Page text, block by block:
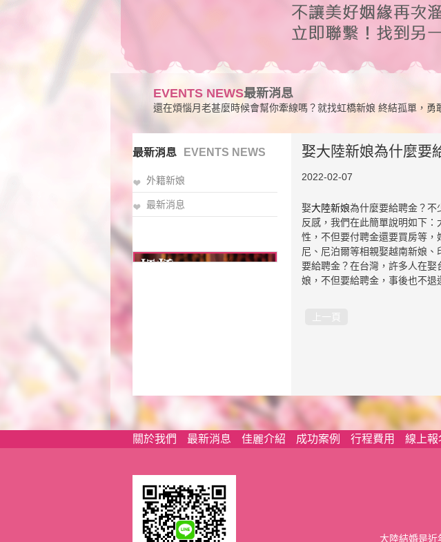
EVENTS NEWS最新消息
還在煩惱月老甚麼時候會幫你牽線嗎？就找虹橋新娘 終結孤單，勇
最新消息 EVENTS NEWS
外籍新娘
最新消息
娶大陸新娘為什麼要
2022-02-07
娶大陸新娘為什麼要給聘金？不
反感，我們在此簡單說明如下
性，不但要付聘金還要買房等
尼、尼泊爾等相親娶越南新娘
要給聘金？在台灣，許多人在
娘，不但要給聘金，事後也不
上一頁
關於我們 最新消息 佳麗介紹 成功案例 行程費用 線上報
大陸結婚是